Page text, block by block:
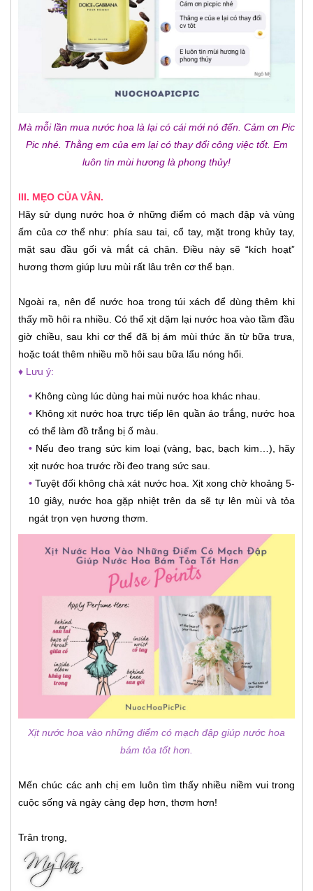
Mà mỗi lần mua nước hoa là lại có cái mới nó đến. Cảm ơn Pic
Pic nhé. Thằng em của em lại có thay đổi công việc tốt. Em
luôn tin mùi hương là phong thủy!
III. MẸO CỦA VÂN.
Hãy sử dụng nước hoa ở những điểm có mạch đập và vùng
ấm của cơ thể như: phía sau tai, cổ tay, mặt trong khủy tay,
mặt sau đầu gối và mắt cá chân. Điều này sẽ “kích hoạt”
hương thơm giúp lưu mùi rất lâu trên cơ thể bạn.
Ngoài ra, nên để nước hoa trong túi xách để dùng thêm khi
thấy mồ hôi ra nhiều. Có thể xịt dặm lại nước hoa vào tầm đầu
giờ chiều, sau khi cơ thể đã bị ám mùi thức ăn từ bữa trưa,
hoặc toát thêm nhiều mồ hôi sau bữa lẩu nóng hổi.
♦ Lưu ý:
• Không cùng lúc dùng hai mùi nước hoa khác nhau.
• Không xịt nước hoa trực tiếp lên quần áo trắng, nước hoa
có thể làm đồ trắng bị ố màu.
• Nếu đeo trang sức kim loại (vàng, bạc, bạch kim…), hãy
xịt nước hoa trước rồi đeo trang sức sau.
• Tuyệt đối không chà xát nước hoa. Xịt xong chờ khoảng 5-
10 giây, nước hoa gặp nhiệt trên da sẽ tự lên mùi và tỏa
ngát trọn vẹn hương thơm.
Xịt nước hoa vào những điểm có mạch đập giúp nước hoa
bám tỏa tốt hơn.
Mến chúc các anh chị em luôn tìm thấy nhiều niềm vui trong
cuộc sống và ngày càng đẹp hơn, thơm hơn!
Trân trọng,